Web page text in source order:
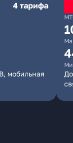
4 тарифа
мобильная